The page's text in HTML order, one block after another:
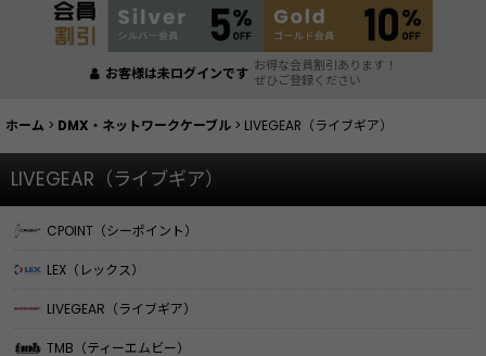
お客様は未ログインです お得な会員割引あります！
ぜひご登録ください
ホーム > DMX・ネットワークケーブル > LIVEGEAR（ライブギア）
LIVEGEAR（ライブギア）
CPOINT（シーポイント）
LEX（レックス）
LIVEGEAR（ライブギア）
TMB（ティーエムビー）